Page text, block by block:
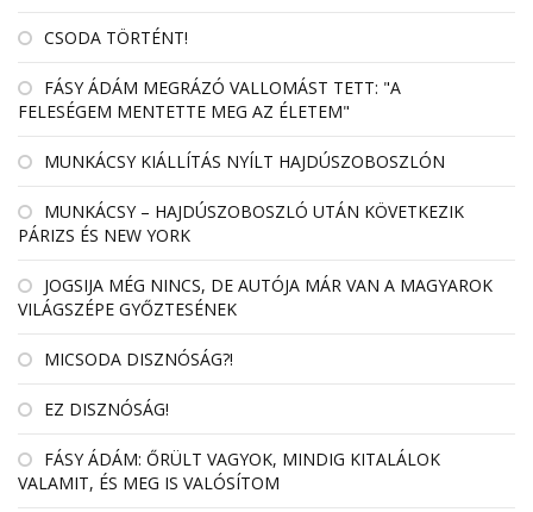
CSODA TÖRTÉNT!
FÁSY ÁDÁM MEGRÁZÓ VALLOMÁST TETT: "A
FELESÉGEM MENTETTE MEG AZ ÉLETEM"
MUNKÁCSY KIÁLLÍTÁS NYÍLT HAJDÚSZOBOSZLÓN
MUNKÁCSY – HAJDÚSZOBOSZLÓ UTÁN KÖVETKEZIK
PÁRIZS ÉS NEW YORK
JOGSIJA MÉG NINCS, DE AUTÓJA MÁR VAN A MAGYAROK
VILÁGSZÉPE GYŐZTESÉNEK
MICSODA DISZNÓSÁG?!
EZ DISZNÓSÁG!
FÁSY ÁDÁM: ŐRÜLT VAGYOK, MINDIG KITALÁLOK
VALAMIT, ÉS MEG IS VALÓSÍTOM